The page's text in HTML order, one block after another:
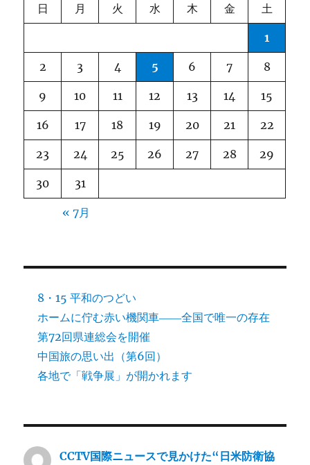
日 月 火 水 木 金 土
1
2 3 4 5 6 7 8
9 10 11 12 13 14 15
16 17 18 19 20 21 22
23 24 25 26 27 28 29
30 31
« 7月
8・15 平和のつどい
ホームに佇む赤い機関車――全国で唯一の存在
第72回県連総会を開催
中国旅の思い出（第6回）
各地で「戦争展」が開かれます
CCTV国際ニュースで見かけた“日米防衛協